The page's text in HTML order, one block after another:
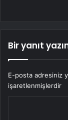
Bir yanıt
E-posta adresiniz
işaretlenmişlerdir